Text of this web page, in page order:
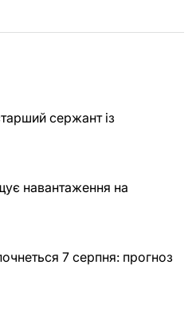
сержант із
навантаження на
7 серпня: прогноз